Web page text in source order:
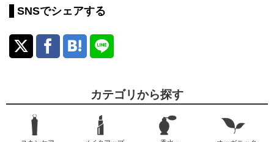
SNSでシェアする
カテゴリから探す